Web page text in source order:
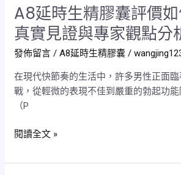
生
精
膠
囊
效
果
真
比
A8延時生精膠囊評價
真實見證與專家觀點分
發佈留言 /A8延時生精膠囊 /
在現代快節奏的生活中，許多男性正面
戰，從輕微的表現不佳到嚴重的勃起功
（P
A8
延
時
生
精
膠
囊
評
價
閱讀全文 »